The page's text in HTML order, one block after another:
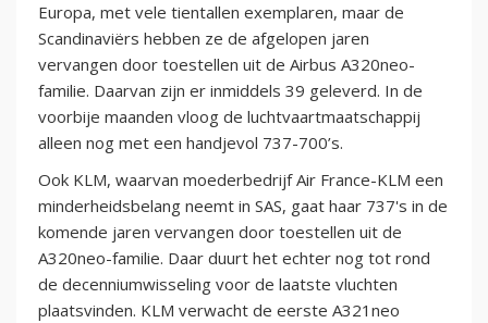
Europa, met vele tientallen exemplaren, maar de
Scandinaviërs hebben ze de afgelopen jaren
vervangen door toestellen uit de Airbus A320neo-
familie. Daarvan zijn er inmiddels 39 geleverd. In de
voorbije maanden vloog de luchtvaartmaatschappij
alleen nog met een handjevol 737-700’s.
Ook KLM, waarvan moederbedrijf Air France-KLM een
minderheidsbelang neemt in SAS, gaat haar 737's in de
komende jaren vervangen door toestellen uit de
A320neo-familie. Daar duurt het echter nog tot rond
de decenniumwisseling voor de laatste vluchten
plaatsvinden. KLM verwacht de eerste A321neo